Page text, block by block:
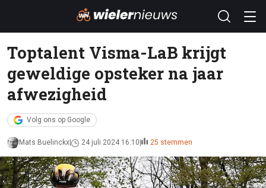
Toptalent Visma-LaB krijgt
geweldige opsteker na jaar
afwezigheid
Volg ons op Google
Mats Buelinckx 24 juli 2024 16:10 25 stemmen